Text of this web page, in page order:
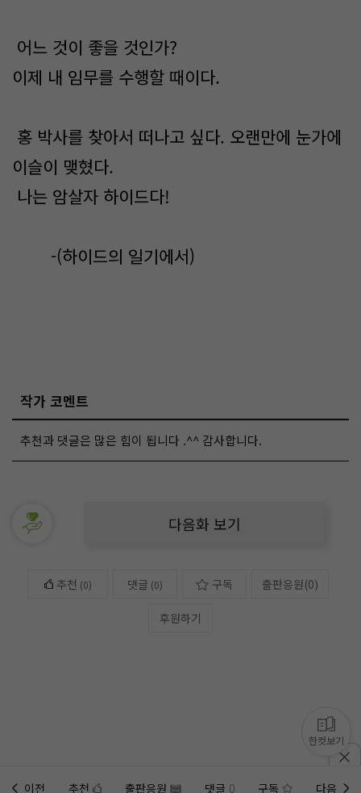
어느 것이 좋을 것인가?
이제 내 임무를 수행할 때이다.
홍 박사를 찾아서 떠나고 싶다. 오랜만에 눈가에
이슬이 맺혔다.
나는 암살자 하이드다!
-(하이드의 일기에서)
작가 코멘트
추천과 댓글은 많은 힘이 됩니다 .^^ 감사합니다.
다음화 보기
추천 (0) 댓글 (0) 구독 출판응원(0)
후원하기
이전 추천 출판응원 댓글 0 구독 다음
한컷보기